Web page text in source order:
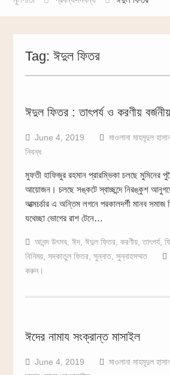
Tag: ঈদুল ফিতর
ঈদুল ফিতর : তাৎপর্য ও করণীয় বর্জনীয়
June 4, 2019 মাওলানা মাহমূদুল
নিবন্ধ
মুফতী হাফিজুর রহমান প্রারম্ভিকা চলছে মুমিনের
আয়োজন। চলছে সঙ্কটে স্বাচ্ছন্দে নিরঙ্কুশ
আত্মচর্চার এ অন্তিম লগনে পরকালদর্শী মানব সমাজ
যথেচ্ছা ভোগের রাশ টেনে…
আনন্দ উৎসব, ঈদ, ঈদুল ফিতর, করণীয়,তাৎপর্য,
বিনিময়, সদকাতুল ফিতর, সুন্নাত, সুন্নাহসম্মত
করুন।
ঈদের নামায সংক্রান্ত মাসাইল
June 4, 2019 মাওলানা মাহমূদুল